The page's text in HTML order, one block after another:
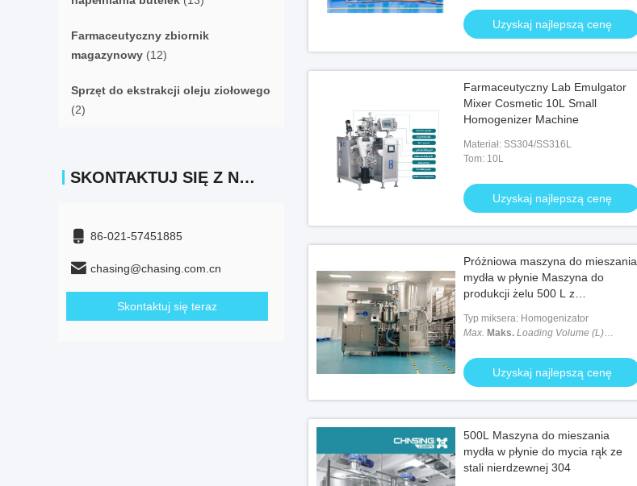
Farmaceutyczny zbiornik
magazynowy (12)
Sprzęt do ekstrakcji oleju ziołowego
(2)
SKONTAKTUJ SIĘ Z NAMI
86-021-57451885
chasing@chasing.com.cn
Skontaktuj się teraz
Uzyskaj najlepszą cenę
Farmaceutyczny Lab Emulgator
Mixer Cosmetic 10L Small
Homogenizer Machine
Materiał: SS304/SS316L
Tom: 10L
Uzyskaj najlepszą cenę
Próżniowa maszyna do mieszania
mydła w płynie Maszyna do
produkcji żelu 500 L z
Typ miksera: Homogenizator
Max. Maks. Loading Volume (L)
Uzyskaj najlepszą cenę
500L Maszyna do mieszania
mydła w płynie do mycia rąk ze
stali nierdzewnej 304